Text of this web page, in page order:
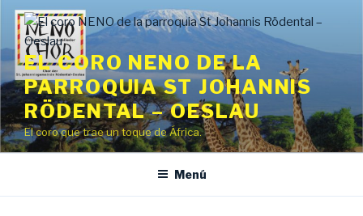
Saltar
contenido
EL CORO NENO DE LA
PARROQUIA ST JOHANNIS
RÖDENTAL – OESLAU
El coro que trae un toque de África.
Menú